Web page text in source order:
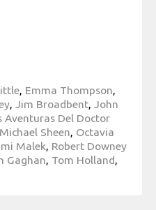
, Emma Thompson,
, Jim Broadbent, John
Aventuras Del Doctor
Michael Sheen, Octavia
Malek, Robert Downey
Gaghan, Tom Holland,